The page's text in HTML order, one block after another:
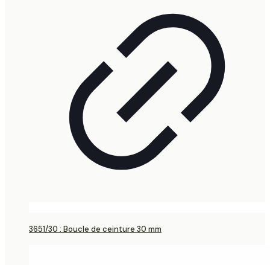
3651/30 : Boucle de ceinture 30 mm